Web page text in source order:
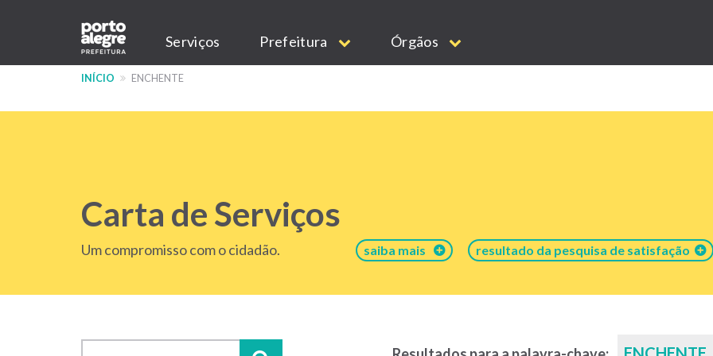
conteúdo
Main
navigation
Serviços Prefeitura Órgãos
INÍCIO ENCHENTE
Carta de Serviços
Um compromisso com o cidadão. saiba mais resultado da pesquisa de satisfação